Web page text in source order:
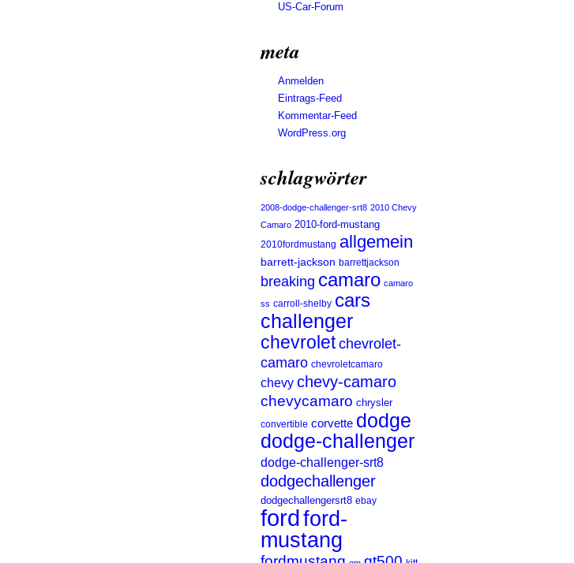
US-Car-Forum
meta
Anmelden
Eintrags-Feed
Kommentar-Feed
WordPress.org
schlagwörter
2008-dodge-challenger-srt8 2010 Chevy
Camaro 2010-ford-mustang
2010fordmustang allgemein
barrett-jackson barrettjackson
breaking camaro camaro
ss carroll-shelby cars
challenger
chevroletchevrolet-
camaro chevroletcamaro
chevy chevy-camaro
chevycamaro chrysler
convertible corvette dodge
dodge-challenger
dodge-challenger-srt8
dodgechallenger
dodgechallengersrt8 ebay
fordford-
mustang